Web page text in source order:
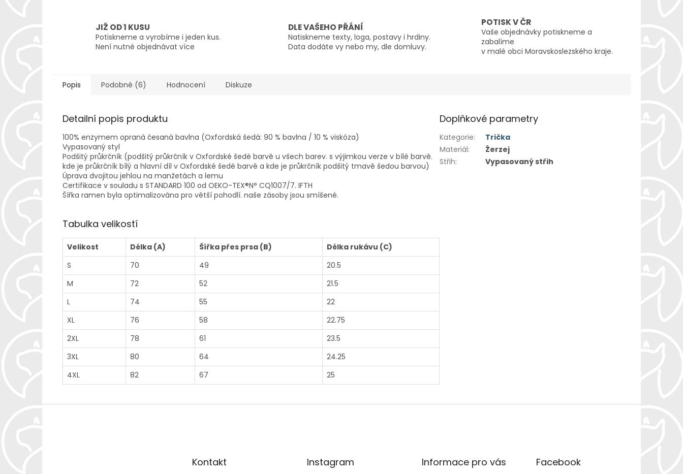
JIŽ OD 1 KUSU
Potiskneme a vyrobíme i jeden kus.
Není nutné objednávat více
DLE VAŠEHO PŘÁNÍ
Natiskneme texty, loga, postavy i hrdiny.
Data dodáte vy nebo my, dle domluvy.
POTISK V ČR
Vaše objednávky potiskneme a
zabalíme
v malé obci Moravskoslezského kraje.
Popis Podobné (6) Hodnocení Diskuze
Detailní popis produktu
100% enzymem opraná česaná bavlna (Oxfordská šedá: 90 % bavlna / 10 % viskóza)
Vypasovaný styl
Podšitý průkrčník (podšitý průkrčník v Oxfordské šedé barvě u všech barev. s výjimkou verze v bílé barvě.
kde je průkrčník bílý a hlavní díl v Oxfordské šedé barvě a kde je průkrčník podšitý tmavě šedou barvou)
Úprava dvojitou jehlou na manžetách a lemu
Certifikace v souladu s STANDARD 100 od OEKO-TEX®N° CQ1007/7. IFTH
Šířka ramen byla optimalizována pro větší pohodlí. naše zásoby jsou smíšené.
Tabulka velikostí
Velikost Délka (A) Šířka přes prsa (B)
Délka rukávu (C)
S
70 49
20.5
M
72 52
21.5
L
74 55
22
XL
76 58
22.75
2XL
78 61
23.5
3XL
80 64
24.25
4XL
82 67 25
Doplňkové parametry
Kategorie:
Trička
Materiál:
Žerzej
Střih: Vypasovaný střih
Kontakt Instagram Informace pro vás Facebook